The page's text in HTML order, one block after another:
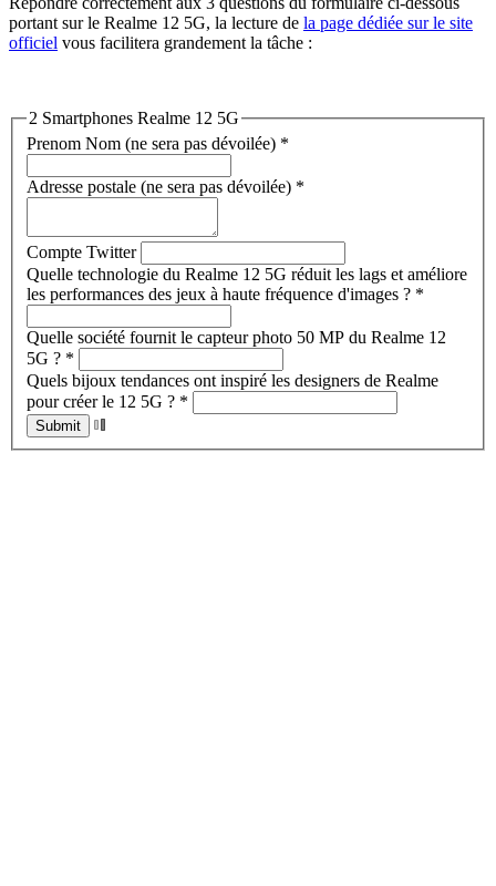
portant sur le Realme 12 5G, la lecture de la page dédiée sur le site
officiel vous facilitera grandement la tâche :
2 Smartphones Realme 12 5G
Prenom Nom (ne sera pas dévoilée) *
Adresse postale (ne sera pas dévoilée) *
Compte Twitter
Quelle technologie du Realme 12 5G réduit les lags et améliore
les performances des jeux à haute fréquence d'images ? *
Quelle société fournit le capteur photo 50 MP du Realme 12
5G ? *
Quels bijoux tendances ont inspiré les designers de Realme
pour créer le 12 5G ? *